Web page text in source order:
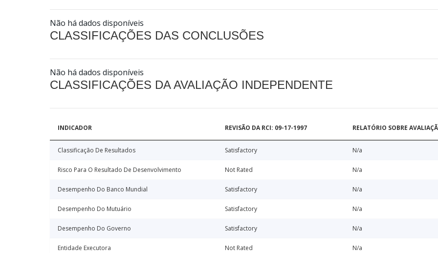
Não há dados disponíveis
CLASSIFICAÇÕES DAS CONCLUSÕES
Não há dados disponíveis
CLASSIFICAÇÕES DA AVALIAÇÃO INDEPENDENTE
INDICADOR REVISÃO DA RCI: 09-17-1997 RELATÓRIO SOBRE
Classificação De Resultados Satisfactory N/a
Risco Para O Resultado De Desenvolvimento Not Rated N/a
Desempenho Do Banco Mundial Satisfactory N/a
Desempenho Do Mutuário Satisfactory N/a
Desempenho Do Governo Satisfactory N/a
Entidade Executora Not Rated N/a